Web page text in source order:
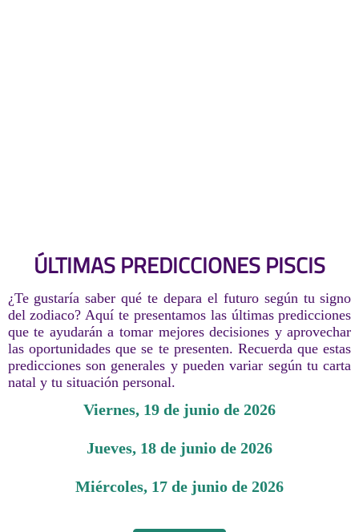
ÚLTIMAS PREDICCIONES PISCIS
¿Te gustaría saber qué te depara el futuro según tu signo
del zodiaco? Aquí te presentamos las últimas predicciones
que te ayudarán a tomar mejores decisiones y aprovechar
las oportunidades que se te presenten. Recuerda que estas
predicciones son generales y pueden variar según tu carta
natal y tu situación personal.
viernes, 19 de junio de 2026
jueves, 18 de junio de 2026
miércoles, 17 de junio de 2026